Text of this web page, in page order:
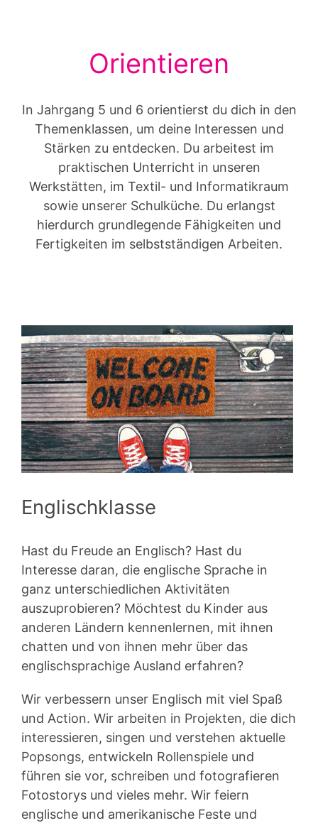
Orientieren
In Jahrgang 5 und 6 orientierst du dich in den
Themenklassen, um deine Interessen und
Stärken zu entdecken. Du arbeitest im
praktischen Unterricht in unseren
Werkstätten, im Textil- und Informatikraum
sowie unserer Schulküche. Du erlangst
hierdurch grundlegende Fähigkeiten und
Fertigkeiten im selbstständigen Arbeiten.
Englischklasse
Hast du Freude an Englisch? Hast du
Interesse daran, die englische Sprache in
ganz unterschiedlichen Aktivitäten
auszuprobieren? Möchtest du Kinder aus
anderen Ländern kennenlernen, mit ihnen
chatten und von ihnen mehr über das
englischsprachige Ausland erfahren?
Wir verbessern unser Englisch mit viel Spaß
und Action. Wir arbeiten in Projekten, die dich
interessieren, singen und verstehen aktuelle
Popsongs, entwickeln Rollenspiele und
führen sie vor, schreiben und fotografieren
Fotostorys und vieles mehr. Wir feiern
englische und amerikanische Feste und